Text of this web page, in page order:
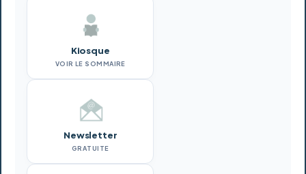
Kiosque
VOIR LE SOMMAIRE
Newsletter
GRATUITE